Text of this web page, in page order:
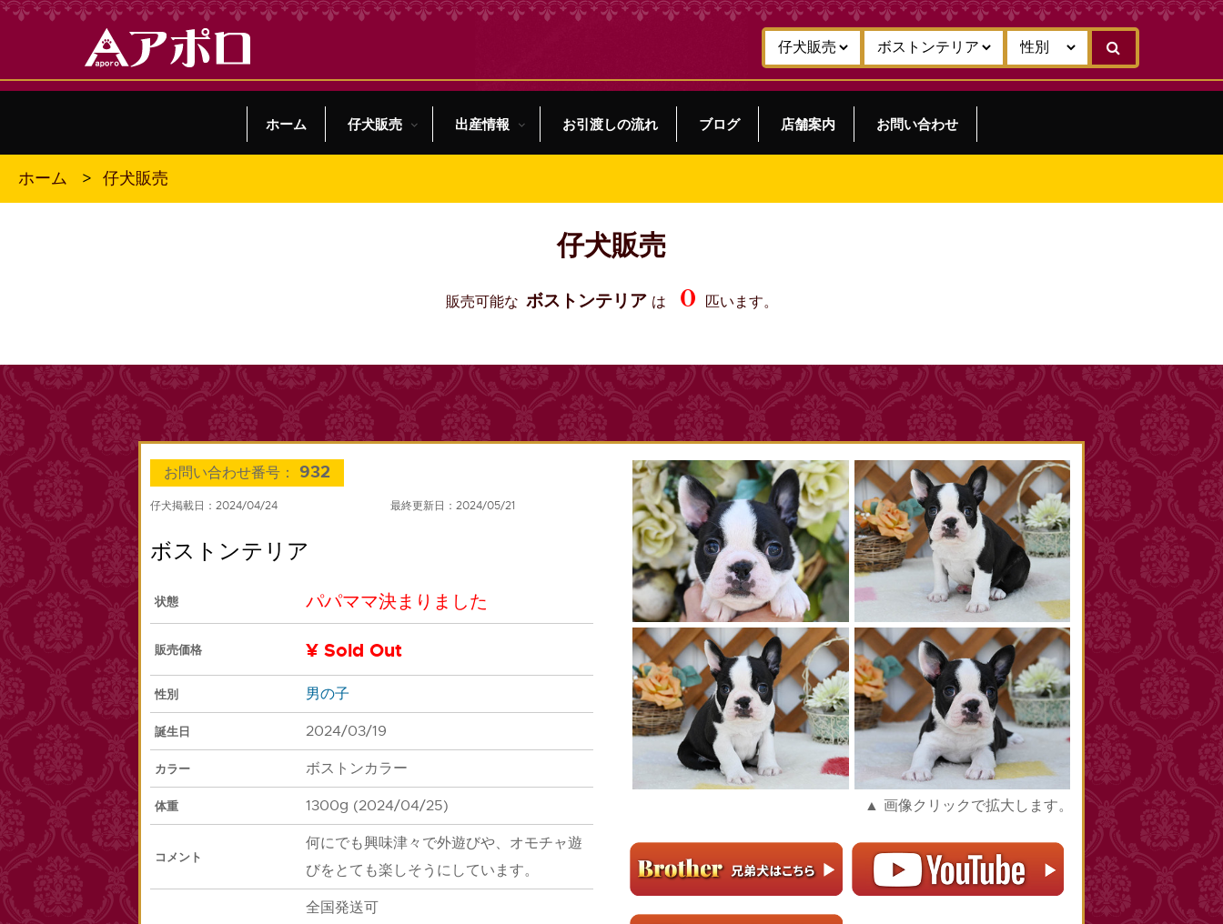
ホーム 仔犬販売 出産情報 お引渡しの流れ ブログ 店舗案内 お問い合わせ
ホーム 仔犬販売
仔犬販売
販売可能な ボストンテリアは 0 匹います。
お問い合わせ番号： 932
仔犬掲載日：2024/04/24 最終更新日：2024/05/21
ボストンテリア
状態 パパママ決まりました
販売価格 ¥ Sold Out
性別 男の子
誕生日 2024/03/19
カラー ボストンカラー
体重 1300g (2024/04/25)
コメント
何にでも興味津々で外遊びや、オモチャ遊
びをとても楽しそうにしています。
全国発送可
▲ 画像クリックで拡大します。